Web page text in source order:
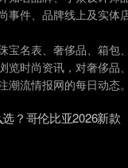
事件、品牌线上及实体
宝名表、奢侈品、箱包
览时尚资讯，对奢侈品
潮流情报网的每日动态。
？哥伦比亚2026新款